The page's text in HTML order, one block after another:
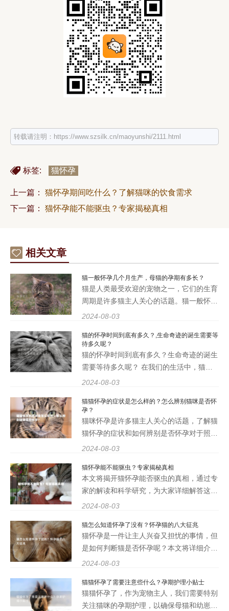
转载请注明：https://www.szsilk.cn/maoyunshi/2111.html
标签: 猫怀孕
上一篇： 猫怀孕期间吃什么？了解猫咪的饮食需求
下一篇： 猫怀孕能不能驱虫？专家揭秘真相
相关文章
猫一般怀孕几个月生产，母猫的孕期有多长？
猫是人类最受欢迎的宠物之一，它们的生育
周期是许多猫主人关心的话题。猫一般怀孕
几个月生产，母猫的孕期有多长？这是一个
猫和幼猫至关重要。我们将深入探讨猫的怀
孕和生产过程，帮助您
2024-08-03
猫的怀孕时间到底有多久？,生命奇迹的诞生需要等
待多久呢？
猫的怀孕时间到底有多久？生命奇迹的诞生
需要等待多久呢？ 在我们的生活中，猫是
非常常见的宠物之一，它们的可爱和温顺深
时间以及生命奇迹的诞生过程是非常重要
的。那么，猫的怀孕时间到
2024-08-03
猫猫怀孕的症状是怎么样的？怎么辨别猫咪是否怀
孕？
猫咪怀孕是许多猫主人关心的话题，了解猫
猫怀孕的症状和如何辨别是否怀孕对于照顾
猫咪和准备迎接新生小猫都至关重要。本文
助猫主人更好地了解和照顾他们的爱宠。 2.
猫猫怀孕的症
2024-08-03
猫怀孕能不能驱虫？专家揭秘真相
本文将揭开猫怀孕能否驱虫的真相，通过专
家的解读和科学研究，为大家详细解答这一
问题。将分为四个部分，分别从猫咪怀孕的
方法以及注意事项等方面展开讨论，希望可
以帮助更多关心猫咪
2024-08-03
猫怎么知道怀孕了没有？怀孕猫的八大征兆
猫怀孕是一件让主人兴奋又担忧的事情，但
是如何判断猫是否怀孕呢？本文将详细介绍
猫怀孕的八大征兆，帮助主人们更好地了解
一、乳头颜色变化 怀孕后，猫咪的乳头颜
色会发生变化，通常会变
2024-08-03
猫猫怀孕了需要注意些什么？孕期护理小贴士
猫猫怀孕了，作为宠物主人，我们需要特别
关注猫咪的孕期护理，以确保母猫和幼崽的